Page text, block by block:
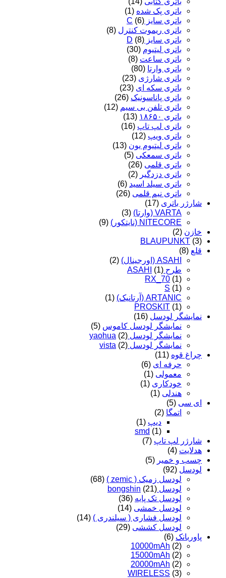
باتری پک شده (1)
باتری سایز C (6)
باتری ریموت کنترل (8)
باتری سایز D (8)
باتری لیتیوم (30)
باتری ساعت (8)
باتری وارتا (80)
باتری شارژی (23)
باتری سکه ای (23)
باتری پاناسونیک (26)
باتری تلفن بی سیم (12)
باتری ۱۸۶۵۰
(13)
باتری لپ تاپ (16)
باتری ویپ (12)
باتری لیتیوم یون (13)
باتری سمعکی (5)
باتری قلمی (26)
باتری دزدگیر (2)
باتری سیلد اسید (6)
باتری نیم قلمی (26)
شارژر باتری (17)
VARTA (وارتا)
(3)
NITECORE (نایتکور)
(9)
خازن (2)
BLAUPUNKT (3)
قلع (8)
ASAHI (اورجینال)
(2)
طرح ASAHI (1)
RX_70 (1)
S (1)
ARTANIC (آرتانیک)
(1)
PROSKIT (1)
نمایشگر لودسل (16)
نمایشگر لودسل کاموس (5)
نمایشگر لودسل yaohua (2)
نمایشگر لودسل vista (2)
چراغ قوه (11)
حرفه ای (6)
معمولی (1)
خودکاری (1)
هندلی (1)
ای سی (5)
اتمگا (2)
دیپ (1)
smd (1)
شارژر لپ تاپ (7)
هدلایت (4)
چسب و خمیر (5)
لودسل (92)
لودسل زمیک ( zemic )
(68)
لودسل bongshin (21)
لودسل تک پایه (36)
لودسل خمشی (14)
لودسل فشاری ( سیلندری ) (14)
لودسل کششی (29)
پاوربانک (6)
10000mAh (2)
15000mAh (2)
20000mAh (2)
WIRELESS (3)